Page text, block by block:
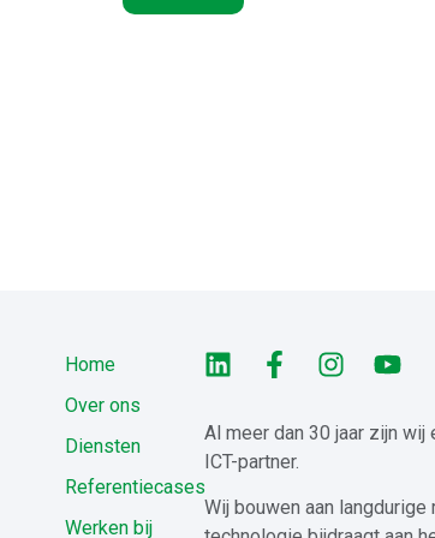
Home
Over ons
Diensten
Referentiecases
Werken bij
Al meer dan 30 jaar zijn
ICT-partner.
Wij bouwen aan